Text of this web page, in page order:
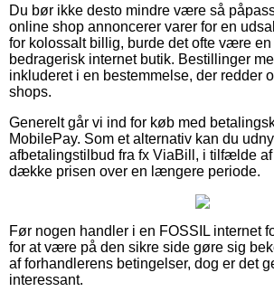
Du bør ikke desto mindre være så
online shop annoncerer varer for en
for kolossalt billig, burde det ofte være en
bedragerisk internet butik. Bestillinger
inkluderet i en bestemmelse, der redder
shops.
Generelt går vi ind for køb med
MobilePay. Som et alternativ kan du
afbetalingstilbud fra fx ViaBill, i tilfælde af
dække prisen over en længere periode.
Før nogen handler i en FOSSIL internet
for at være på den sikre side gøre sig
af forhandlerens betingelser, dog er det
interessant.